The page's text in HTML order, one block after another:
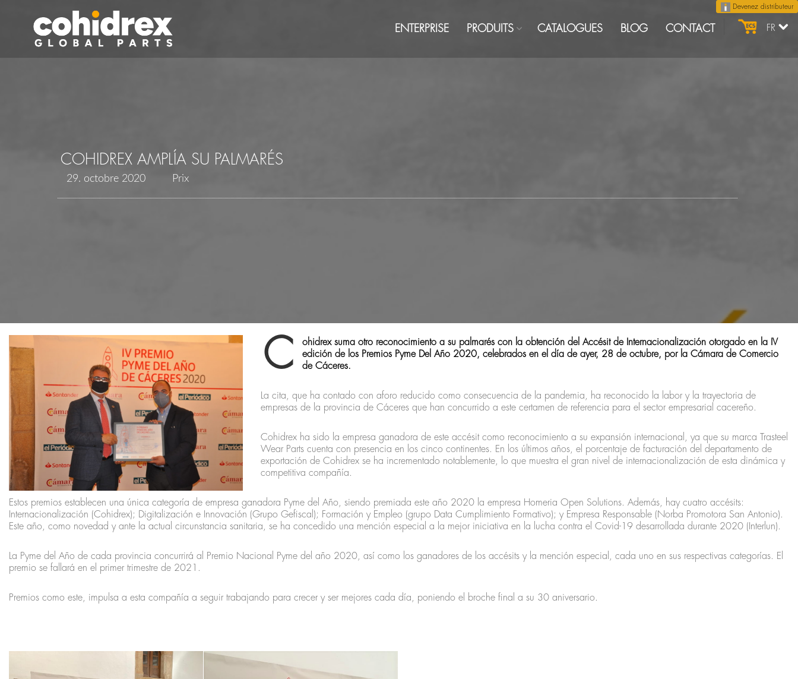
Devenez distributeur
FR
ENTERPRISE PRODUITS CATALOGUES BLOG CONTACT
COHIDREX AMPLÍA SU PALMARÉS
29. octobre 2020 Prix
C
ohidrex suma otro reconocimiento a su palmarés con la obtención del Accésit de Internacionalización otorgado en la IV
edición de los Premios Pyme Del Año 2020, celebrados en el día de ayer, 28 de octubre, por la Cámara de Comercio
de Cáceres.
La cita, que ha contado con aforo reducido como consecuencia de la pandemia, ha reconocido la labor y la trayectoria de
empresas de la provincia de Cáceres que han concurrido a este certamen de referencia para el sector empresarial cacereño.
Cohidrex ha sido la empresa ganadora de este accésit como reconocimiento a su expansión internacional, ya que su marca Trasteel
Wear Parts cuenta con presencia en los cinco continentes. En los últimos años, el porcentaje de facturación del departamento de
exportación de Cohidrex se ha incrementado notablemente, lo que muestra el gran nivel de internacionalización de esta dinámica y
competitiva compañía.
Estos premios establecen una única categoría de empresa ganadora Pyme del Año, siendo premiada este año 2020 la empresa Homeria Open Solutions. Además, hay cuatro accésits:
Internacionalización (Cohidrex); Digitalización e Innovación (Grupo Gefiscal); Formación y Empleo (grupo Data Cumplimiento Formativo); y Empresa Responsable (Norba Promotora San Antonio).
Este año, como novedad y ante la actual circunstancia sanitaria, se ha concedido una mención especial a la mejor iniciativa en la lucha contra el Covid-19 desarrollada durante 2020 (Interlun).
La Pyme del Año de cada provincia concurrirá al Premio Nacional Pyme del año 2020, así como los ganadores de los accésits y la mención especial, cada uno en sus respectivas categorías. El
premio se fallará en el primer trimestre de 2021.
Premios como este, impulsa a esta compañía a seguir trabajando para crecer y ser mejores cada día, poniendo el broche final a su 30 aniversario.